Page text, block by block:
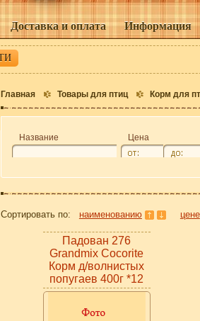
Доставка и оплата Информация
Главная Товары для птиц Корм для
Название Цена
Сортировать по: наименованию цене
Падован 276
Grandmix Сocorite
Корм д/волнистых
попугаев 400г *12